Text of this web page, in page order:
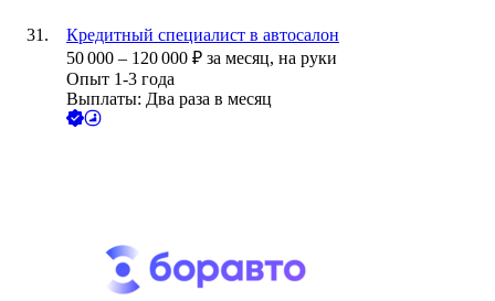
Кредитный специалист в автосалон
50 000 – 120 000 ₽ за месяц, на руки
Опыт 1-3 года
Выплаты: Два раза в месяц